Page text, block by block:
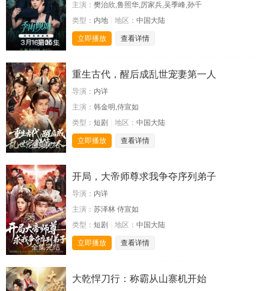
第06集
主演： 樊治欣,鲁照华,厉家兵,吴季峰,孙千
类型： 内地 地区： 中国大陆
立即播放 查看详情
全集完结
重生古代，醒后成乱世宠妻第一人
导演： 内详
主演： 韩金明,侍宣如
类型： 短剧 地区： 中国大陆
立即播放 查看详情
全集完结
开局，大帝师尊求我争夺序列弟子
导演： 内详
主演： 苏泽林 侍宣如
类型： 短剧 地区： 中国大陆
立即播放 查看详情
大乾悍刀行：称霸从山寨机开始